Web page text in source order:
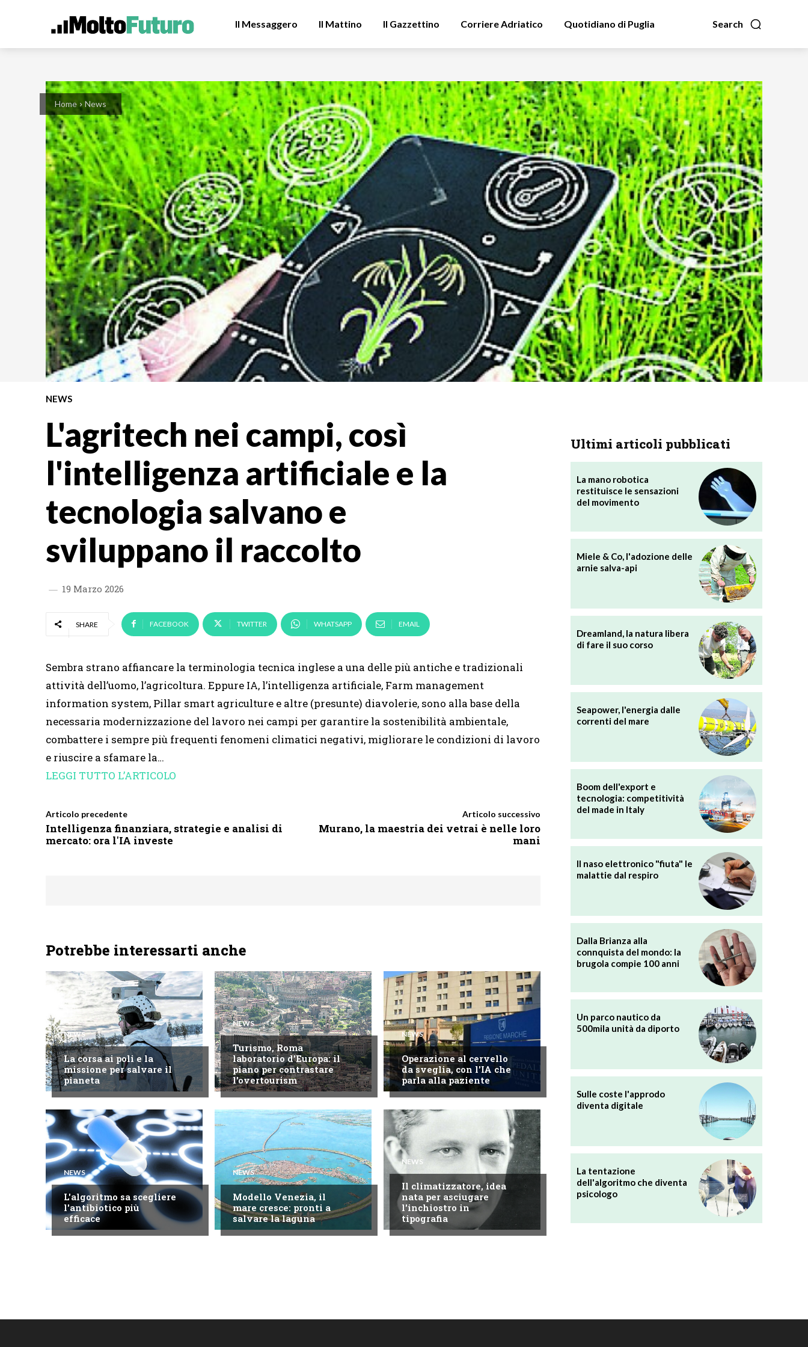
Search
Il Messaggero Il Mattino Il Gazzettino Corriere Adriatico Quotidiano di Puglia
Home News
NEWS
L'agritech nei campi, così
l'intelligenza artificiale e la
tecnologia salvano e
sviluppano il raccolto
19 Marzo 2026
SHARE FACEBOOK TWITTER WHATSAPP EMAIL
Sembra strano affiancare la terminologia tecnica inglese a una delle più antiche e tradizionali
attività dell’uomo, l’agricoltura. Eppure IA, l’intelligenza artificiale, Farm management
information system, Pillar smart agriculture e altre (presunte) diavolerie, sono alla base della
necessaria modernizzazione del lavoro nei campi per garantire la sostenibilità ambientale,
combattere i sempre più frequenti fenomeni climatici negativi, migliorare le condizioni di lavoro
e riuscire a sfamare la…
LEGGI TUTTO L’ARTICOLO
Articolo precedente
Intelligenza finanziara, strategie e analisi di
mercato: ora l'IA investe
Articolo successivo
Murano, la maestria dei vetrai è nelle loro
mani
Potrebbe interessarti anche
NEWS
La corsa ai poli e la
missione per salvare il
pianeta
NEWS
Turismo, Roma
laboratorio d'Europa: il
piano per contrastare
l'overtourism
NEWS
Operazione al cervello
da sveglia, con l'IA che
parla alla paziente
NEWS
L'algoritmo sa scegliere
l'antibiotico più
efficace
NEWS
Modello Venezia, il
mare cresce: pronti a
salvare la laguna
NEWS
Il climatizzatore, idea
nata per asciugare
l'inchiostro in
tipografia
Ultimi articoli pubblicati
La mano robotica
restituisce le sensazioni
del movimento
Miele & Co, l'adozione delle
arnie salva-api
Dreamland, la natura libera
di fare il suo corso
Seapower, l'energia dalle
correnti del mare
Boom dell'export e
tecnologia: competitività
del made in Italy
Il naso elettronico "fiuta" le
malattie dal respiro
Dalla Brianza alla
connquista del mondo: la
brugola compie 100 anni
Un parco nautico da
500mila unità da diporto
Sulle coste l'approdo
diventa digitale
La tentazione
dell'algoritmo che diventa
psicologo